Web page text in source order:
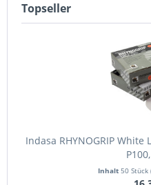
Topseller
Indasa RHYNOGRIP
Inhalt 50 Stück